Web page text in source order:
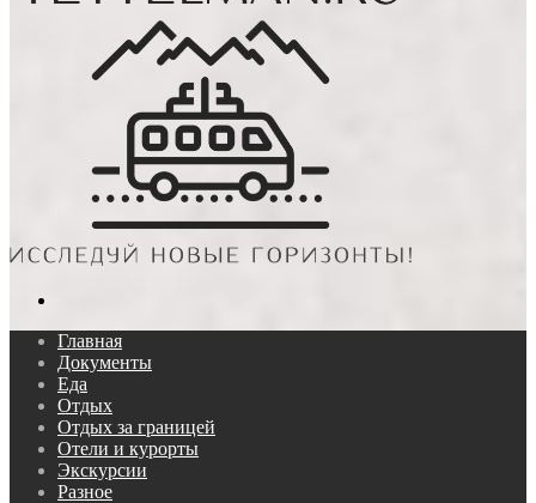
Главная
Документы
Еда
Отдых
Отдых за границей
Отели и курорты
Экскурсии
Разное